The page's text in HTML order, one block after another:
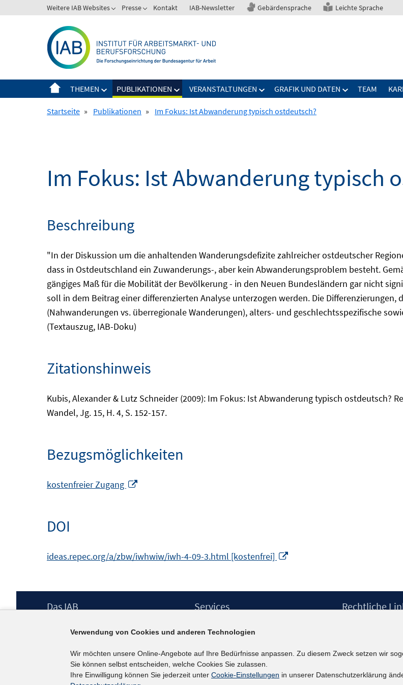
zum
Weitere IAB Websites Presse Kontakt IAB-Newsletter Gebärdensprache Leichte Sprache
THEMEN PUBLIKATIONEN VERANSTALTUNGEN GRAFIK UND DATEN TEAM
Startseite » Publikationen » Im Fokus: Ist Abwanderung typisch ostdeutsch?
Im Fokus: Ist Abwanderung typisch
Beschreibung
"In der Diskussion um die anhaltenden Wanderungsdefizite zahlreicher ostdeutscher
dass in Ostdeutschland ein Zuwanderungs-, aber kein Abwanderungsproblem besteht.
gängiges Maß für die Mobilität der Bevölkerung - in den Neuen Bundesländern gar nicht
soll in dem Beitrag einer differenzierten Analyse unterzogen werden. Die
(Nahwanderungen vs. überregionale Wanderungen), alters- und geschlechtsspezifische
(Textauszug, IAB-Doku)
Zitationshinweis
Kubis, Alexander & Lutz Schneider (2009): Im Fokus: Ist Abwanderung typisch ostdeutsch?
Wandel, Jg. 15, H. 4, S. 152-157.
Bezugsmöglichkeiten
kostenfreier Zugang
DOI
ideas.repec.org/a/zbw/iwhwiw/iwh-4-09-3.html [kostenfrei]
Footer
Das IAB
Berufsforschung (IAB) – unser Leitbild
Institutsleitung
Graduiertenprogramm
Befragungen
Services
IAB-Newsletter
Kontakt
Rechtliche
Erklärung zur
Verwendung von Cookies und anderen Technologien
Wir möchten unsere Online-Angebote auf Ihre Bedürfnisse anpassen. Zu diesem Zweck setzen wir
Sie können selbst entscheiden, welche Cookies Sie zulassen.
Ihre Einwilligung können Sie jederzeit unter Cookie-Einstellungen in unserer Datenschutzerklärung